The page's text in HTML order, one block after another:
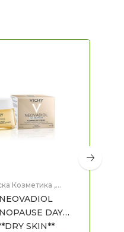
Козметика ,
DAY
SKIN**